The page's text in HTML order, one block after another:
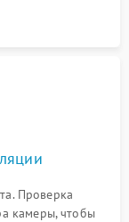
и замена
Проверка
камеры, чтобы